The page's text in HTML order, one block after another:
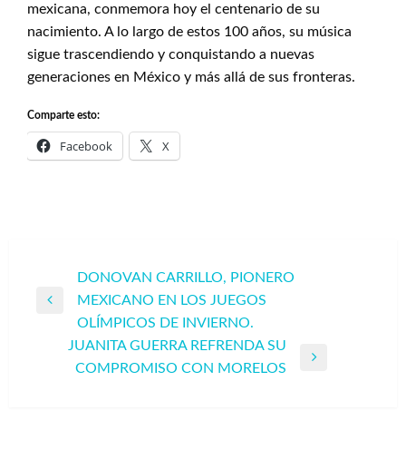
mexicana, conmemora hoy el centenario de su
nacimiento. A lo largo de estos 100 años, su música
sigue trascendiendo y conquistando a nuevas
generaciones en México y más allá de sus fronteras.
Comparte esto:
Facebook X
Navegación
de
entradas
DONOVAN CARRILLO, PIONERO
MEXICANO EN LOS JUEGOS
OLÍMPICOS DE INVIERNO.
Entrada
JUANITA GUERRA REFRENDA SU
COMPROMISO CON MORELOS